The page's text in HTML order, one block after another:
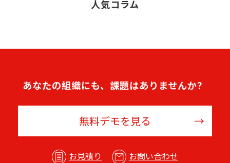
人気コラム
あなたの組織にも、課題はありませんか？
無料デモを見る
お見積り お問い合わせ